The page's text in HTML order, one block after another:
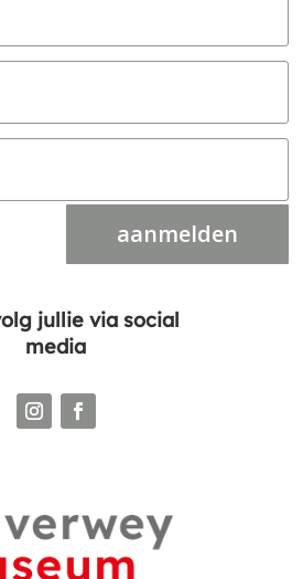
aanmelden
jullie via social
media